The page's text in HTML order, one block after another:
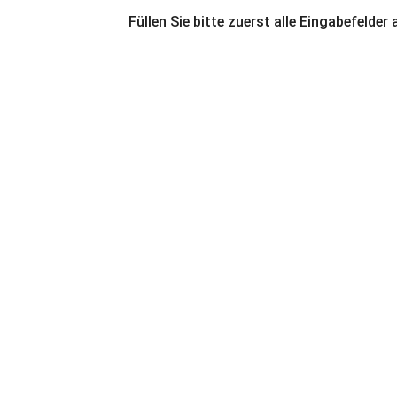
Füllen Sie bitte zuerst alle Eingabefelder